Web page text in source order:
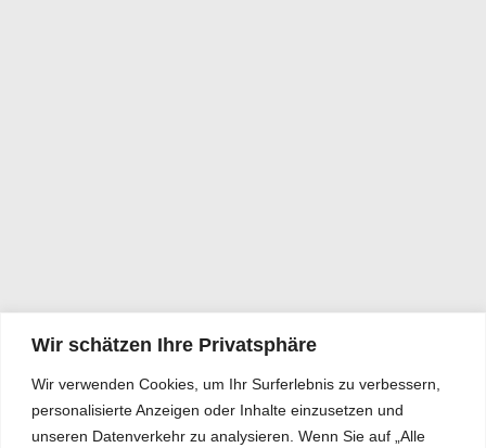
Wir schätzen Ihre Privatsphäre
Wir verwenden Cookies, um Ihr Surferlebnis zu verbessern,
personalisierte Anzeigen oder Inhalte einzusetzen und
unseren Datenverkehr zu analysieren. Wenn Sie auf „Alle